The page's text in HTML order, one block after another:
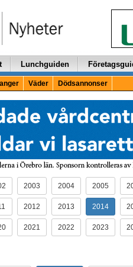
Lunchguiden
Väder Dödsannonser
2003 2004 2005
2012 2013 2014
2021 2022 2023